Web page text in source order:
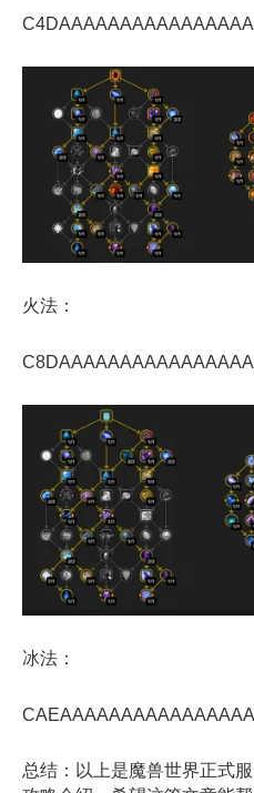
火法：
冰法：
总结：以上是魔兽世界正式